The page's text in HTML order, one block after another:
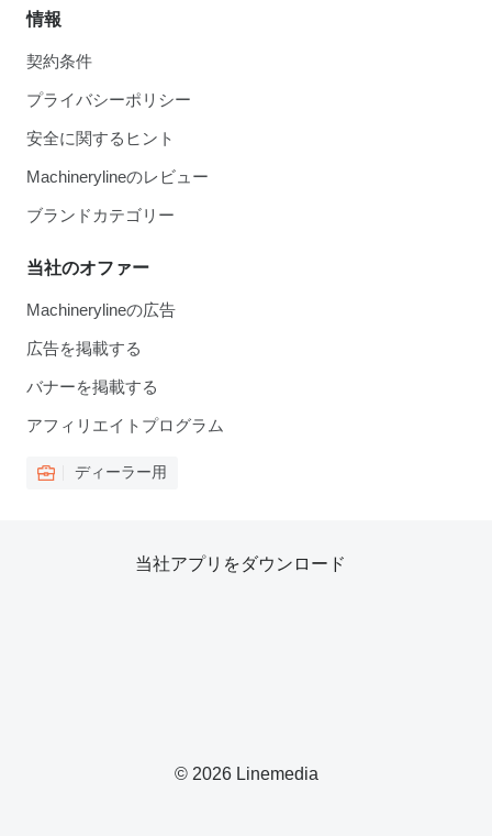
情報
契約条件
プライバシーポリシー
安全に関するヒント
Machinerylineのレビュー
ブランドカテゴリー
当社のオファー
Machinerylineの広告
広告を掲載する
バナーを掲載する
アフィリエイトプログラム
ディーラー用
© 2026 Linemedia
当社アプリをダウンロード